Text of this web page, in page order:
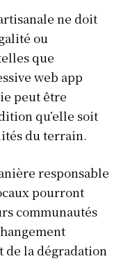
ne doit
ou
que
web app
peut être
qu’elle soit
du terrain.
responsable
pourront
communautés
de la dégradation